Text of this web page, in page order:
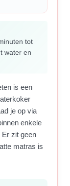
tot
water en
is een
je op via
enkele
Er zit geen
matras is